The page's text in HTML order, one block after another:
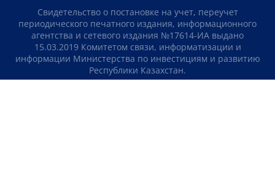
Свидетельство о постановке на учет, переучет
периодического печатного издания, информационного
агентства и сетевого издания №17614-ИА выдано
15.03.2019 Комитетом связи, информатизации и
информации Министерства по инвестициям и развитию
Республики Казахстан.